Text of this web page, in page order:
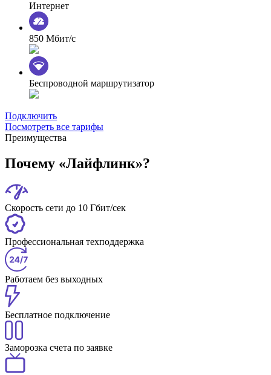
Интернет
850 Мбит/с
Беспроводной маршрутизатор
Подключить
Посмотреть все тарифы
Преимущества
Почему «Лайфлинк»?
Скорость сети до 10 Гбит/сек
Профессиональная техподдержка
Работаем без выходных
Бесплатное подключение
Заморозка счета по заявке